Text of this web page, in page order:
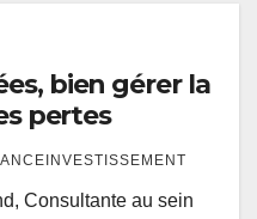
bien gérer la
pertes
Consultante au sein